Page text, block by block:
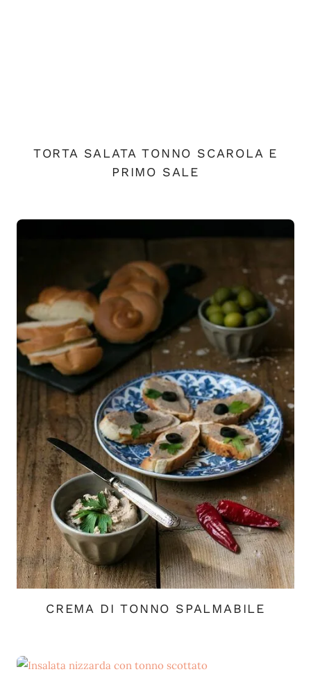
TORTA SALATA TONNO SCAROLA E
PRIMO SALE
CREMA DI TONNO SPALMABILE